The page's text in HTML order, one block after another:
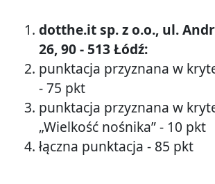
dotthe.it sp. z o.o., ul.
26, 90 - 513 Łódź:
punktacja przyznana w
- 75 pkt
punktacja przyznana w
„Wielkość nośnika” - 10 pkt
łączna punktacja - 85 pkt